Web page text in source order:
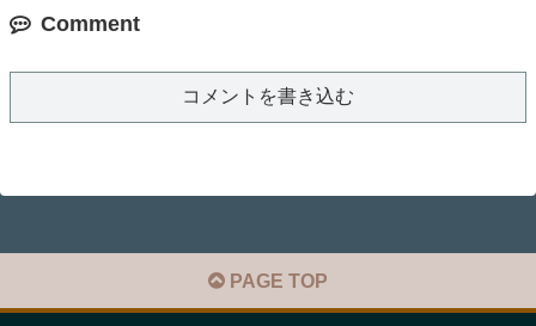
Comment
コメントを書き込む
PAGE TOP